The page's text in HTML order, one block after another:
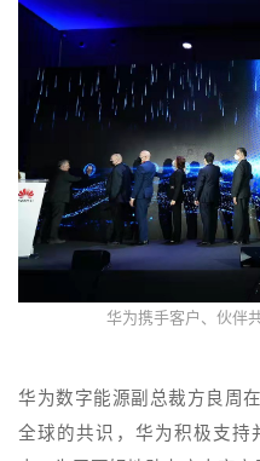
华为携手客户、伙伴
华为数字能源副总裁方良周
全球的共识，华为积极支持